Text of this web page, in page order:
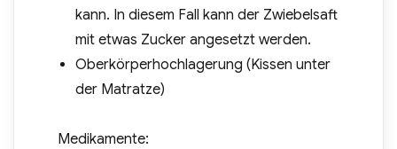
kann. In diesem Fall kann der Zwiebelsaft
mit etwas Zucker angesetzt werden.
Oberkörperhochlagerung (Kissen unter
der Matratze)
Medikamente: